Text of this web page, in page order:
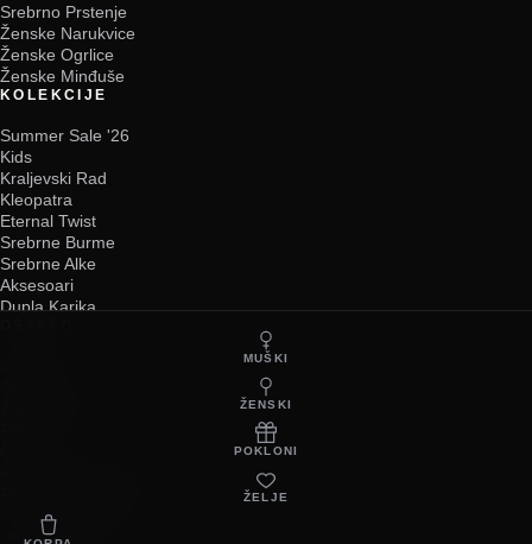
Srebrno Prstenje
Ženske Narukvice
Ženske Ogrlice
Ženske Minđuše
KOLEKCIJE
Summer Sale '26
Kids
Kraljevski Rad
Kleopatra
Eternal Twist
Srebrne Burme
Srebrne Alke
Aksesoari
Dupla Karika
© 2026 Statement Srebro
Beograd, Srbija
MUŠKI
ŽENSKI
POKLONI
ŽELJE